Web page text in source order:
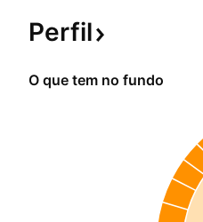
Perfil
O que tem no fundo